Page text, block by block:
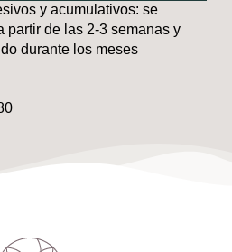
y acumulativos: se
partir de las 2-3 semanas y
durante los meses